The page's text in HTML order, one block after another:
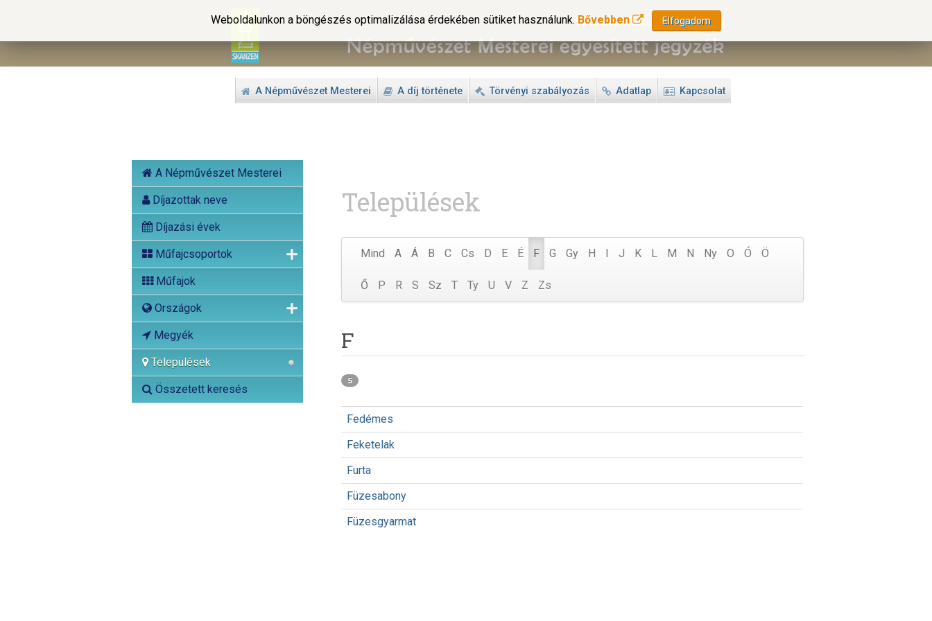
A Népművészet Mesterei A díj története Törvényi szabályozás Adatlap Kapcsolat
A Népművészet Mesterei
Díjazottak neve
Díjazási évek
Műfajcsoportok
Műfajok
Országok
Megyék
Települések
Összetett keresés
Weboldalunkon a böngészés optimalizálása érdekében sütiket használunk. Bővebben Elfogadom
Települések
Mind A Á B C Cs D E É F G Gy H I J K L M N Ny O Ó Ö
Ő P R S Sz T Ty U V Z Zs
F
5
Fedémes
Feketelak
Furta
Füzesabony
Füzesgyarmat